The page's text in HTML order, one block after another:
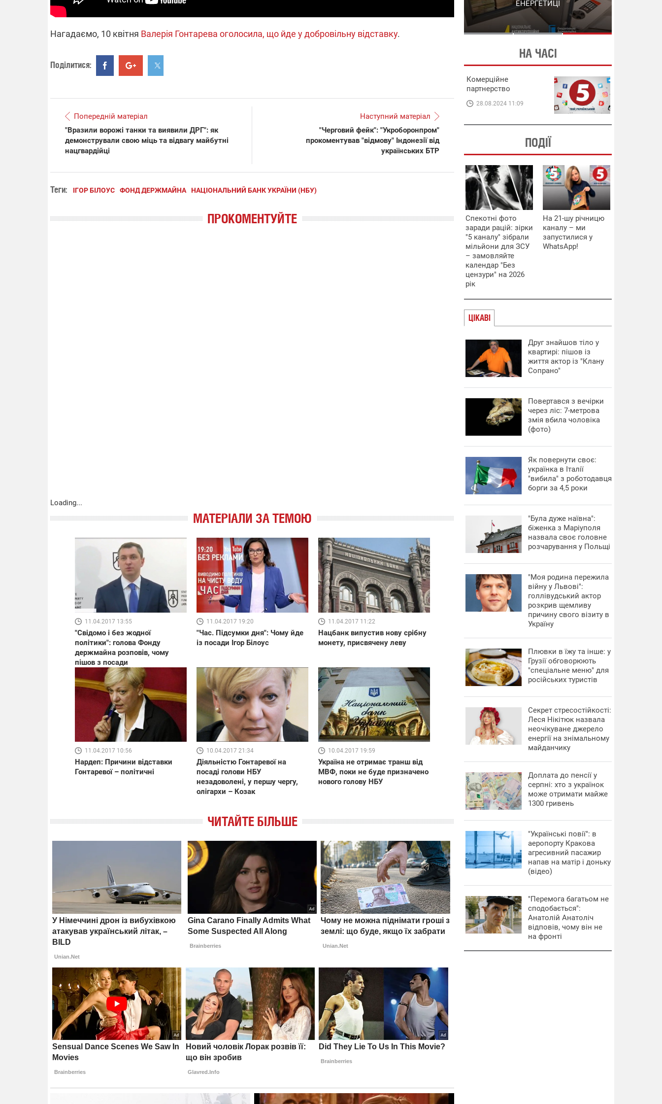
Нагадаємо, 10 квітня Валерія Гонтарева оголосила, що йде у добровільну відставку.
Поділитися:
Попередній матеріал
"Вразили ворожі танки та виявили ДРГ": як
демонстрували свою міць та відвагу майбутні
нацгвардійці
Наступний матеріал
"Черговий фейк": "Укроборонпром"
прокоментував "відмову" Індонезії від
українських БТР
Теги: ІГОР БІЛОУС ФОНД ДЕРЖМАЙНА НАЦІОНАЛЬНИЙ БАНК УКРАЇНИ (НБУ)
ПРОКОМЕНТУЙТЕ
Loading...
МАТЕРІАЛИ ЗА ТЕМОЮ
11.04.2017 13:55
"Свідомо і без жодної
політики": голова Фонду
держмайна розповів, чому
пішов з посади
11.04.2017 19:20
"Час. Підсумки дня": Чому йде
із посади Ігор Білоус
11.04.2017 11:22
Нацбанк випустив нову срібну
монету, присвячену леву
11.04.2017 10:56
Нардеп: Причини відставки
Гонтаревої – політичні
10.04.2017 21:34
Діяльністю Гонтаревої на
посаді голови НБУ
незадоволені, у першу чергу,
олігархи – Козак
10.04.2017 19:59
Україна не отримає транш від
МВФ, поки не буде призначено
нового голову НБУ
ЧИТАЙТЕ БІЛЬШЕ
СХЕМИ В ЕНЕРГЕТИЦІ
ЕНЕРГЕТИЦІ
НА ЧАСІ
Комерційне
партнерство
28.08.2024 11:09
ПОДІЇ
Спекотні фото
заради рацій: зірки
"5 каналу" зібрали
мільйони для ЗСУ
– замовляйте
календар "Без
цензури" на 2026
рік
На 21-шу річницю
каналу – ми
запустилися у
WhatsApp!
ЦІКАВІ
Друг знайшов тіло у
квартирі: пішов із
життя актор із "Клану
Сопрано"
Повертався з вечірки
через ліс: 7-метрова
змія вбила чоловіка
(фото)
​Як повернути своє:
українка в Італії
"вибила" з роботодавця
борги за 4,5 роки
"Була дуже наївна":
біженка з Маріуполя
назвала своє головне
розчарування у Польщі
"Моя родина пережила
війну у Львові":
голлівудський актор
розкрив щемливу
причину свого візиту в
Україну
Плювки в їжу та інше: у
Грузії обговорюють
"спеціальне меню" для
російських туристів
Секрет стресостійкості:
Леся Нікітюк назвала
неочікуване джерело
енергії на знімальному
майданчику
Доплата до пенсії у
серпні: хто з українок
може отримати майже
1300 гривень
"Українські повії": в
аеропорту Кракова
агресивний пасажир
напав на матір і доньку
(відео)
"Перемога багатьом не
сподобається":
Анатолій Анатоліч
відповів, чому він не
на фронті